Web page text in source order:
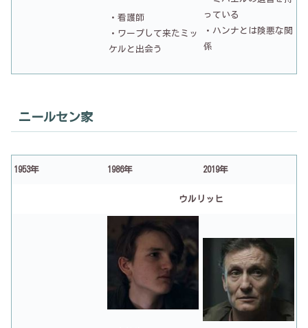
・看護師
・ワープして来たミッ
ケルと出会う
っている
・ハンナとは険悪な関
係
ニールセン家
1953年 1986年 2019年
ウルリッヒ